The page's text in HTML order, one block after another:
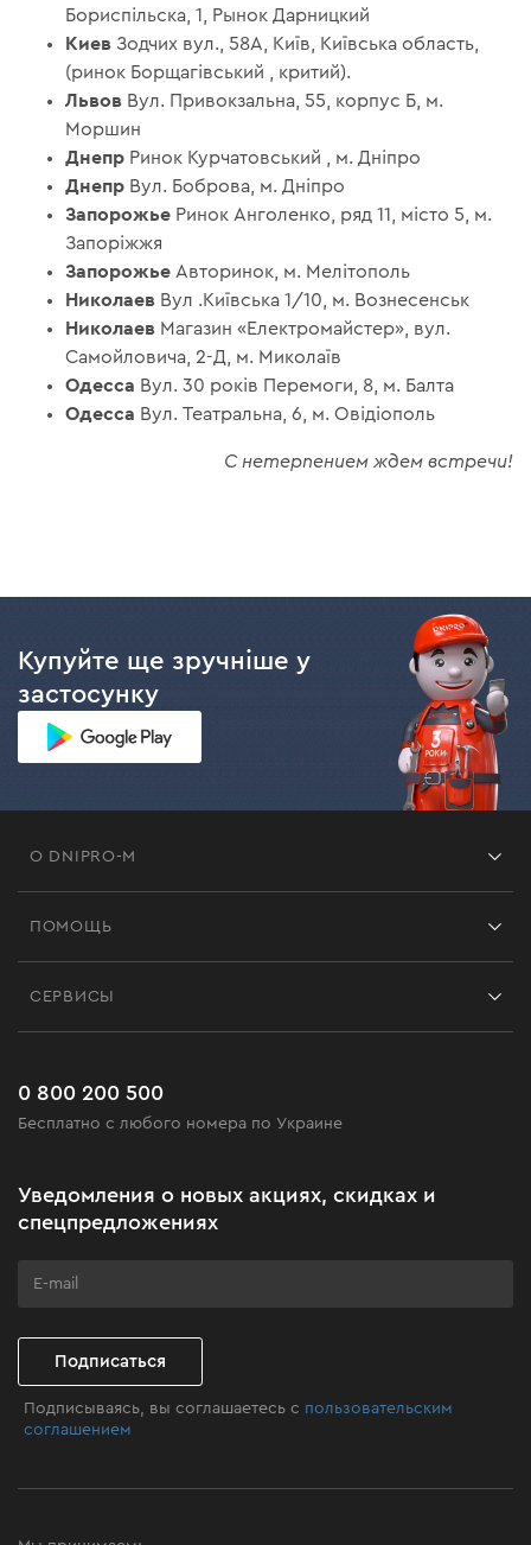
Бориспільска, 1, Рынок Дарницкий
Киев Зодчих вул., 58А, Київ, Київська область,
(ринок Борщагівський , критий).
Львов Вул. Привокзальна, 55, корпус Б, м.
Моршин
Днепр Ринок Курчатовський , м. Дніпро
Днепр Вул. Боброва, м. Дніпро
Запорожье Ринок Анголенко, ряд 11, місто 5, м.
Запоріжжя
ЗапорожьеАвторинок, м. Мелітополь
Николаев Вул .Київська 1/10, м. Вознесенськ
Николаев Магазин «Електромайстер», вул.
Самойловича, 2-Д, м. Миколаїв
Одесса Вул. 30 років Перемоги, 8, м. Балта
Одесса Вул. Театральна, 6, м. Овідіополь
С нетерпением ждем встречи!
Купуйте ще зручніше у
застосунку
О DNIPRO-M
Черная пятница
Клуб мастерства
ПОМОЩЬ
Часто задаваемые вопросы
СЕРВИСЫ
0 800 200 500
Бесплатно с любого номера по Украине
Уведомления о новых акциях, скидках и
спецпредложениях
Подписаться
Подписываясь, вы соглашаетесь с пользовательским
соглашением